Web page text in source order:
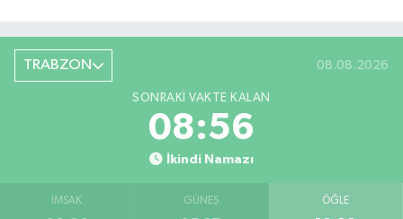
TRABZON 08.08.2026
SONRAKI VAKTE KALAN
08:55
İkindi Namazı
İMSAK GÜNEŞ ÖĞLE